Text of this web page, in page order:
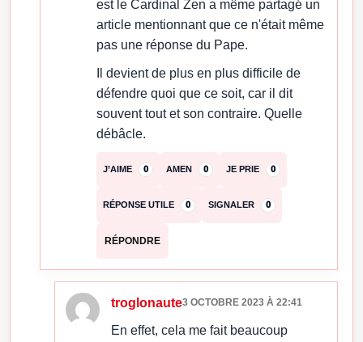
est le Cardinal Zen a même partagé un
article mentionnant que ce n'était même
pas une réponse du Pape.
Il devient de plus en plus difficile de
défendre quoi que ce soit, car il dit
souvent tout et son contraire. Quelle
débâcle.
J’AIME 0 AMEN 0 JE PRIE 0
RÉPONSE UTILE 0 SIGNALER 0
RÉPONDRE
troglonaute3 OCTOBRE 2023 À 22:41
En effet, cela me fait beaucoup